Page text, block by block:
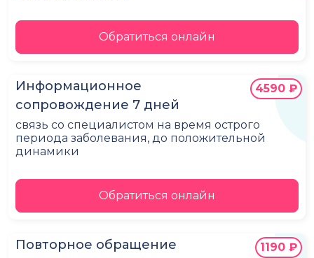
Обратиться онлайн
Информационное
сопровождение 7 дней
связь со специалистом на время острого
периода заболевания, до положительной
динамики
4590 ₽
Обратиться онлайн
Повторное обращение 1190 ₽